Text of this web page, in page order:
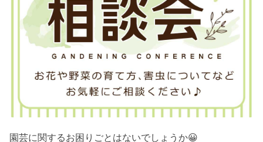
園芸に関するお困りごとはないでしょうか😀